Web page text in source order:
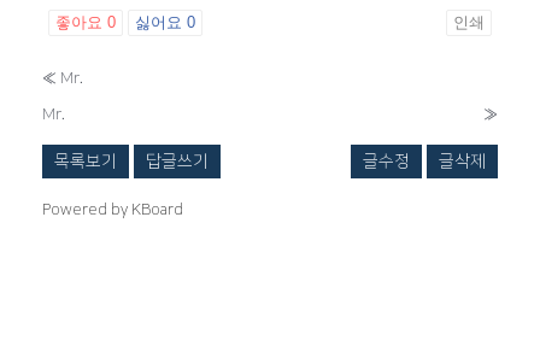
좋아요 0 싫어요 0 인쇄
« Mr.
Mr.
»
목록보기 답글쓰기 글수정 글삭제
Powered by KBoard